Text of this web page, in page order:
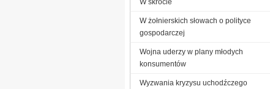
W żołnierskich słowach o polityce
gospodarczej
Wojna uderzy w plany młodych
konsumentów
Wyzwania kryzysu uchodźczego